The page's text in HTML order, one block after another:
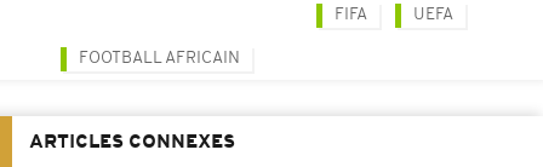
FIFA UEFA
FOOTBALL AFRICAIN
ARTICLES CONNEXES